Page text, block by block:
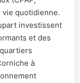
quotidienne.
investissent
et des
à